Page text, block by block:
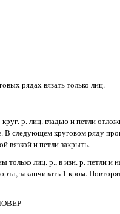
рядах вязать только лиц.
р. лиц. гладью и петли
В следующем круговом ряду
вязкой и петли закрыть.
только лиц. р., в изн. р. петли и
заканчивать 1 кром.